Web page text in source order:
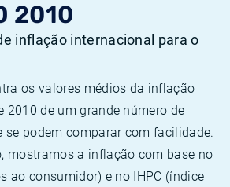
2010
inflação internacional para o
os valores médios da inflação
2010 de um grande número de
se podem comparar com facilidade.
mostramos a inflação com base no
ao consumidor) e no IHPC (índice